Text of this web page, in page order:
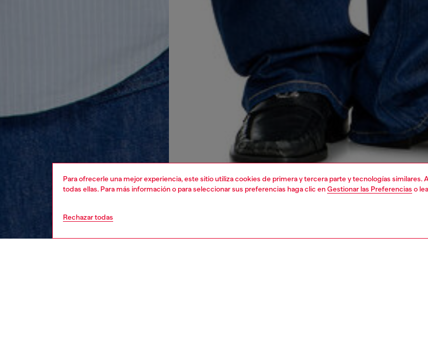
Para ofrecerle una mejor experiencia, este sitio utiliza cookies de primera y tercera parte y tecnologías
todas ellas. Para más información o para seleccionar sus preferencias haga clic enGestionar las Preferencias o
Rechazar todas